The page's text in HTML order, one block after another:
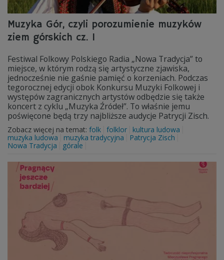
Muzyka Gór, czyli porozumienie muzyków
ziem górskich cz. 1
Festiwal Folkowy Polskiego Radia „Nowa Tradycja” to
miejsce, w którym rodzą się artystyczne zjawiska,
jednocześnie nie gaśnie pamięć o korzeniach. Podczas
tegorocznej edycji obok Konkursu Muzyki Folkowej i
występów zagranicznych artystów odbędzie się także
koncert z cyklu „Muzyka Źródeł”. To właśnie jemu
poświęcone będą trzy najbliższe audycje Patrycji Zisch.
Zobacz więcej na temat: folk folklor
kultura ludowa
muzyka ludowa
muzyka tradycyjna
Patrycja Zisch
Nowa Tradycja
górale